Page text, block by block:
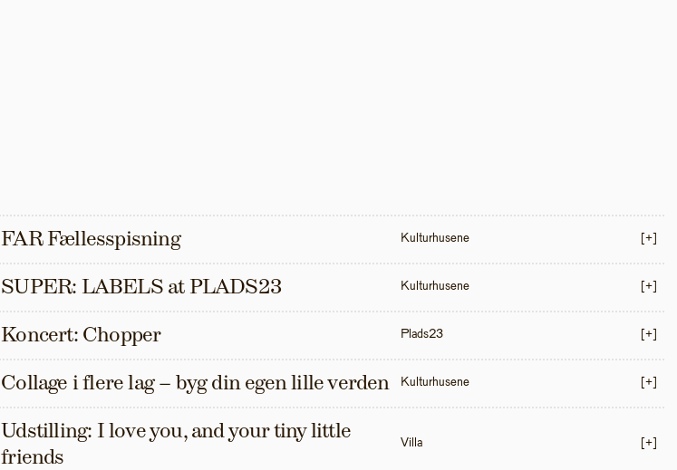
FAR Fællesspisning Kulturhusene [+]
SUPER: LABELS at PLADS23 Kulturhusene [+]
Koncert: Chopper Plads23 [+]
Collage i flere lag – byg din egen lille verden Kulturhusene [+]
Udstilling: I love you, and your tiny little
friends
Villa [+]